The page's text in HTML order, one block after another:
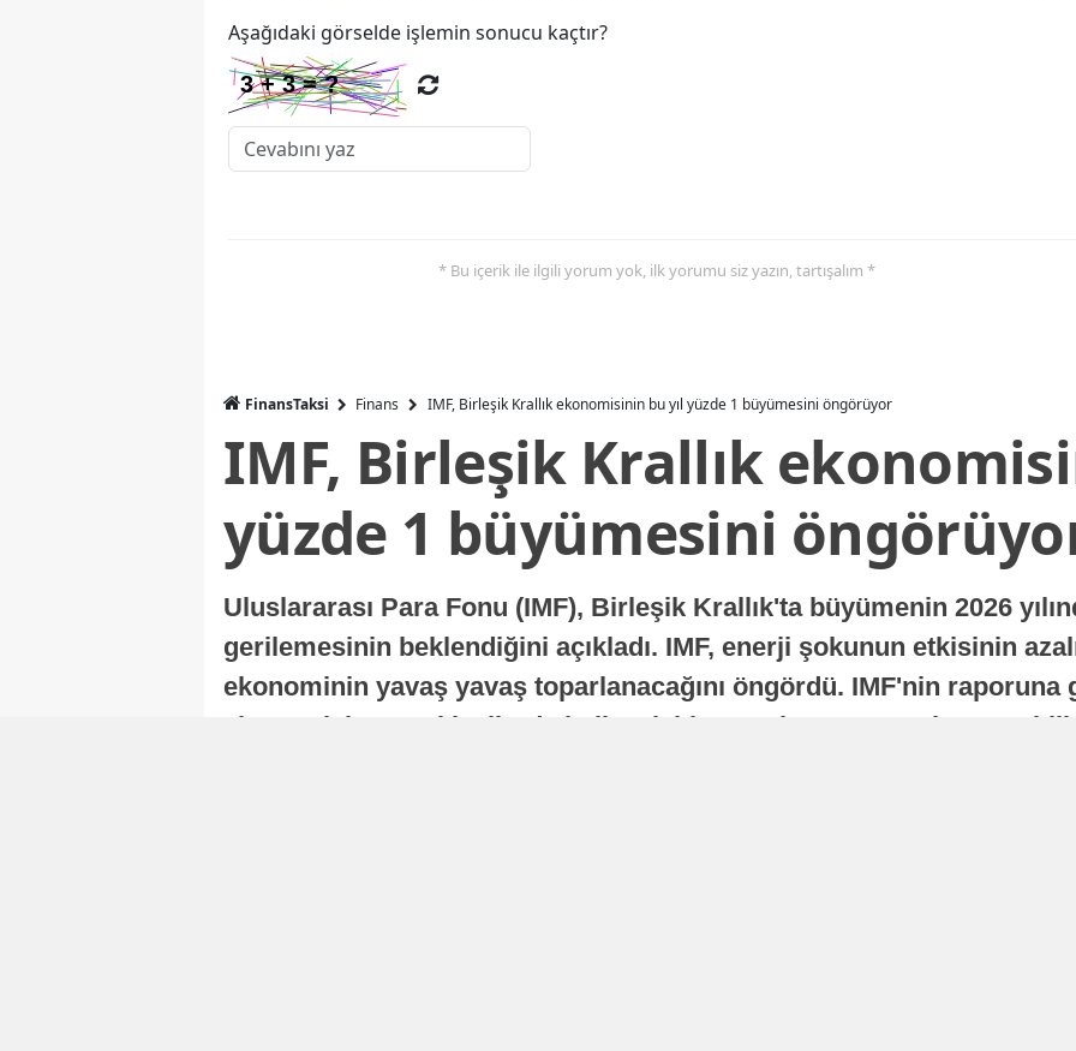
Aşağıdaki görselde işlemin sonucu kaçtır?
* Bu içerik ile ilgili yorum yok, ilk yorumu siz yazın, tartışalım *
FinansTaksi Finans IMF, Birleşik Krallık ekonomisinin bu yıl yüzde 1 büyümesini öngörüyor
IMF, Birleşik Krallık
yüzde 1 büyümesini
Uluslararası Para Fonu (IMF), Birleşik Krallık'ta büyümenin 2026
gerilemesinin beklendiğini açıkladı. IMF, enerji şokunun etkisinin
ekonominin yavaş yavaş toparlanacağını öngördü. IMF'nin raporuna
ekonomisi, sonraki yıllarda istikrarlı bir toparlanma süreci